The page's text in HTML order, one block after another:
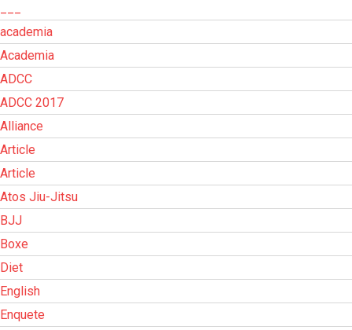
academia
Academia
ADCC
ADCC 2017
Alliance
Article
Article
Atos Jiu-Jitsu
BJJ
Boxe
Diet
English
Enquete